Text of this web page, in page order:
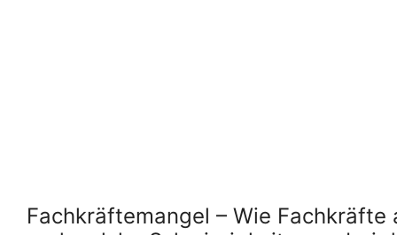
Fachkräftemangel – Wie